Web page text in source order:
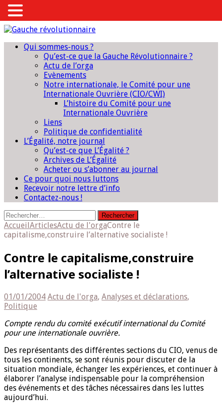
Qui sommes-nous ?
Qu’est-ce que la Gauche Révolutionnaire ?
Actu de l’orga
Evènements
Notre internationale, le Comité pour une
Internationale Ouvrière (CIO/CWI)
L’histoire du Comité pour une
Internationale Ouvrière
Liens
Politique de confidentialité
L’Égalité, notre journal
Qu’est-ce que L’Égalité ?
Archives de L’Égalité
Acheter ou s’abonner au journal
Ce pour quoi nous luttons
Recevoir notre lettre d’info
Contactez-nous !
Rechercher :
AccueilArticlesActu de l'orgaContre le
capitalisme,construire l’alternative socialiste !
Contre le capitalisme,construire
l’alternative socialiste !
01/01/2004 Actu de l'orga, Analyses et déclarations,
Politique
Compte rendu du comité exécutif international du Comité
pour une internationale ouvrière.
Des représentants des différentes sections du CIO, venus de
tous les continents, se sont réunis pour discuter de la
situation mondiale, échanger les expériences, et continuer à
élaborer l’analyse indispensable pour la compréhension
des événements et des tâches nécessaires dans les luttes
aujourd’hui.